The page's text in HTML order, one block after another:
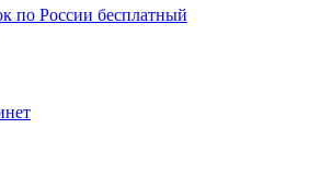
по России бесплатный